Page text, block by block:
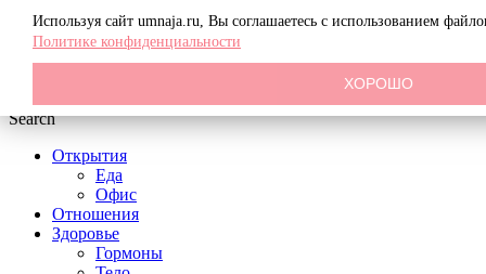
Menu
Search
Открытия
Еда
Офис
Отношения
Здоровье
Гормоны
Используя сайт umnaja.ru, Вы соглашаетесь с использованием
Политике конфиденциальности
ХОРОШО